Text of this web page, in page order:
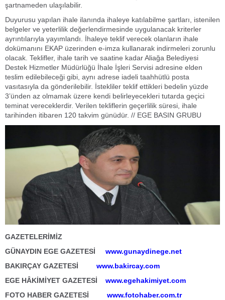
şartnameden ulaşılabilir.
Duyurusu yapılan ihale ilanında ihaleye katılabilme şartları, istenilen
belgeler ve yeterlilik değerlendirmesinde uygulanacak kriterler
ayrıntılarıyla yayımlandı. İhaleye teklif verecek olanların ihale
dokümanını EKAP üzerinden e-imza kullanarak indirmeleri zorunlu
olacak. Teklifler, ihale tarih ve saatine kadar Aliağa Belediyesi
Destek Hizmetler Müdürlüğü İhale İşleri Servisi adresine elden
teslim edilebileceği gibi, aynı adrese iadeli taahhütlü posta
vasıtasıyla da gönderilebilir. İstekliler teklif ettikleri bedelin yüzde
3’ünden az olmamak üzere kendi belirleyecekleri tutarda geçici
teminat vereceklerdir. Verilen tekliflerin geçerlilik süresi, ihale
tarihinden itibaren 120 takvim günüdür. // EGE BASIN GRUBU
GAZETELERİMİZ
GÜNAYDIN EGE GAZETESİ
www.gunaydinege.net
BAKIRÇAY GAZETESİ www.bakircay.com
EGE HÂKİMİYET GAZETESİ
www.egehakimiyet.com
FOTO HABER GAZETESİ
www.fotohaber.com.tr